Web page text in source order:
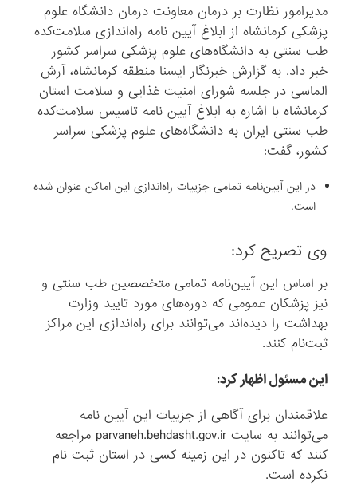
مدیرامور نظارت بر درمان معاونت درمان دانشگاه علوم
پزشکی کرمانشاه از ابلاغ آیین نامه راه‌اندازی سلامت‌کده
طب سنتی به دانشگاه‌های علوم پزشکی سراسر کشور
خبر داد. به گزارش خبرنگار ایسنا منطقه کرمانشاه، آرش
الماسی در جلسه شورای امنیت غذایی و سلامت استان
کرمانشاه با اشاره به ابلاغ آیین نامه تاسیس سلامت‌کده
طب سنتی ایران به دانشگاه‌های علوم پزشکی سراسر
کشور، گفت:
در این آیین‌نامه تمامی جزییات راه‌اندازی این اماکن عنوان شده
است.
وی تصریح کرد:
بر اساس این آیین‌نامه تمامی متخصصین طب سنتی و
نیز پزشکان عمومی که دوره‌های مورد تایید وزارت
بهداشت را دیده‌اند می‌توانند برای راه‌اندازی این مراکز
ثبت‌نام کنند.
این مسئول اظهار کرد:
علاقمندان برای آگاهی از جزییات این آیین نامه
می‌توانند به سایت parvaneh.behdasht.gov.ir مراجعه
کنند که تاکنون در این زمینه کسی در استان ثبت نام
نکرده است.